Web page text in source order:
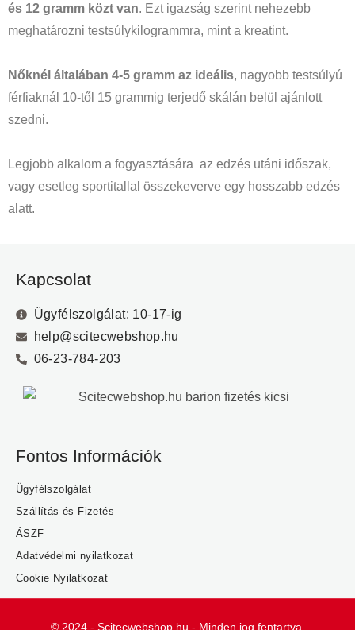
és 12 gramm közt van. Ezt igazság szerint nehezebb
meghatározni testsúlykilogrammra, mint a kreatint.
Nőknél általában 4-5 gramm az ideális, nagyobb testsúlyú
férfiaknál 10-től 15 grammig terjedő skálán belül ajánlott
szedni.
Legjobb alkalom a fogyasztására az edzés utáni időszak,
vagy esetleg sportitallal összekeverve egy hosszabb edzés
alatt.
Kapcsolat
Ügyfélszolgálat: 10-17-ig
help@scitecwebshop.hu
06-23-784-203
Fontos Információk
Ügyfélszolgálat
Szállítás és Fizetés
ÁSZF
Adatvédelmi nyilatkozat
Cookie Nyilatkozat
© 2024 - Scitecwebshop.hu - Minden jog fentartva.